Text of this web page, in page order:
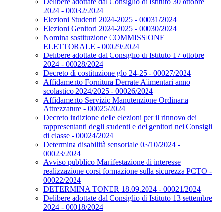
Delibere adottate dal Consiglio di Istituto 30 ottobre
2024 - 00032/2024
Elezioni Studenti 2024-2025 - 00031/2024
Elezioni Genitori 2024-2025 - 00030/2024
Nomina sostituzione COMMISSIONE
ELETTORALE - 00029/2024
Delibere adottate dal Consiglio di Istituto 17 ottobre
2024 - 00028/2024
Decreto di costituzione glo 24-25 - 00027/2024
Affidamento Fornitura Derrate Alimentari anno
scolastico 2024/2025 - 00026/2024
Affidamento Servizio Manutenzione Ordinaria
Attrezzature - 00025/2024
Decreto indizione delle elezioni per il rinnovo dei
rappresentanti degli studenti e dei genitori nei Consigli
di classe - 00024/2024
Determina disabilità sensoriale 03/10/2024 -
00023/2024
Avviso pubblico Manifestazione di interesse
realizzazione corsi formazione sulla sicurezza PCTO -
00022/2024
DETERMINA TONER 18.09.2024 - 00021/2024
Delibere adottate dal Consiglio di Istituto 13 settembre
2024 - 00018/2024